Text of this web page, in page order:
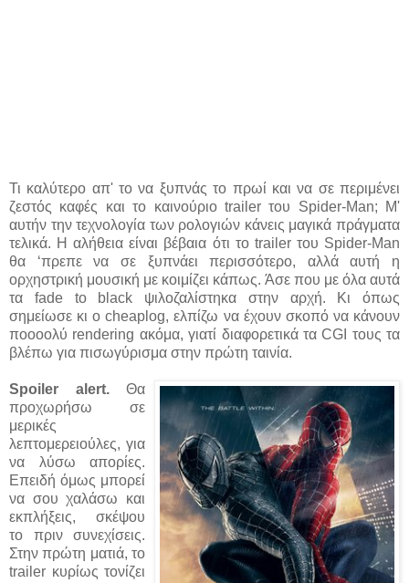
Τι καλύτερο απ' το να ξυπνάς το πρωί και να σε περιμένει
ζεστός καφές και το καινούριο trailer του Spider-Man; Μ'
αυτήν την τεχνολογία των ρολογιών κάνεις μαγικά πράγματα
τελικά. Η αλήθεια είναι βέβαια ότι το trailer του Spider-Man
θα ‘πρεπε να σε ξυπνάει περισσότερο, αλλά αυτή η
ορχηστρική μουσική με κοιμίζει κάπως. Άσε που με όλα αυτά
τα fade to black ψιλοζαλίστηκα στην αρχή. Κι όπως
σημείωσε κι ο cheaplog, ελπίζω να έχουν σκοπό να κάνουν
ποοοολύ rendering ακόμα, γιατί διαφορετικά τα CGI τους τα
βλέπω για πισωγύρισμα στην πρώτη ταινία.
Spoiler alert.Θα
προχωρήσω σε
μερικές
λεπτομερειούλες, για
να λύσω απορίες.
Επειδή όμως μπορεί
να σου χαλάσω και
εκπλήξεις, σκέψου
το πριν συνεχίσεις.
Στην πρώτη ματιά, το
trailer κυρίως τονίζει